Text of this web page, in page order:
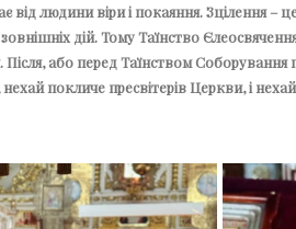
від людини віри і покаяння. Зцілення –
дій. Тому Таїнство
або перед Таїнством Соборування
покличе пресвітерів Церкви, і